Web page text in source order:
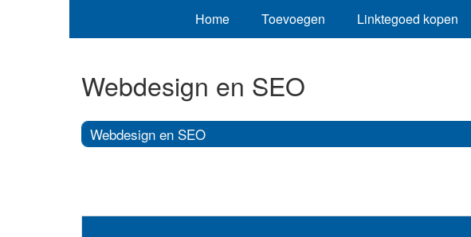
Home Toevoegen Linktegoed kopen
Webdesign en SEO
Webdesign en SEO